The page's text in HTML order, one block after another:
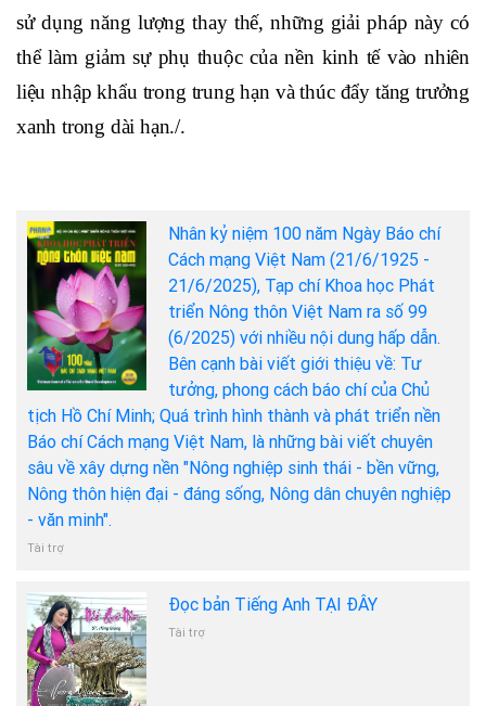
sử dụng năng lượng thay thế, những giải pháp này có
thể làm giảm sự phụ thuộc của nền kinh tế vào nhiên
liệu nhập khẩu trong trung hạn và thúc đẩy tăng trưởng
xanh trong dài hạn./.
Nhân kỷ niệm 100 năm Ngày Báo chí
Cách mạng Việt Nam (21/6/1925 -
21/6/2025), Tạp chí Khoa học Phát
triển Nông thôn Việt Nam ra số 99
(6/2025) với nhiều nội dung hấp dẫn.
Bên cạnh bài viết giới thiệu về: Tư
tưởng, phong cách báo chí của Chủ
tịch Hồ Chí Minh; Quá trình hình thành và phát triển nền
Báo chí Cách mạng Việt Nam, là những bài viết chuyên
sâu về xây dựng nền "Nông nghiệp sinh thái - bền vững,
Nông thôn hiện đại - đáng sống, Nông dân chuyên nghiệp
- văn minh".
Tài trợ
Đọc bản Tiếng Anh TẠI ĐÂY
Tài trợ